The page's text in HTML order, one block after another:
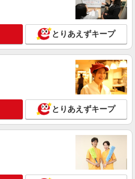
とりあえずキープ
とりあえずキープ